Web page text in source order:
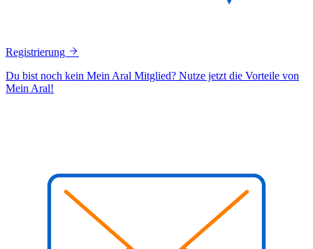
Registrierung
Du bist noch kein Mein Aral Mitglied? Nutze jetzt die Vorteile von
Mein Aral!